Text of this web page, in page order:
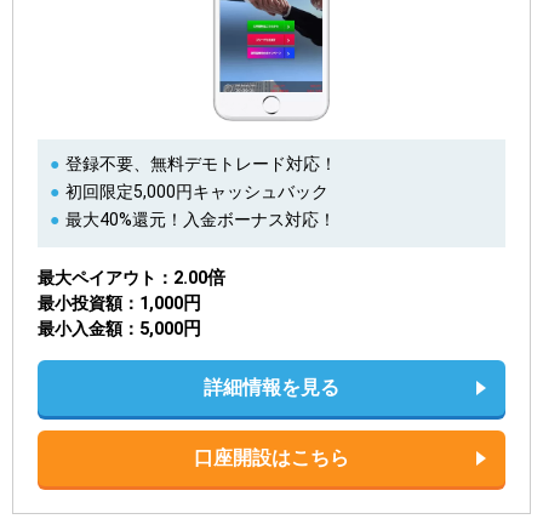
登録不要、無料デモトレード対応！
初回限定5,000円キャッシュバック
最大40%還元！入金ボーナス対応！
最大ペイアウト 2.00倍
最小投資額 1,000円
最小入金額 5,000円
詳細情報を見る
口座開設はこちら